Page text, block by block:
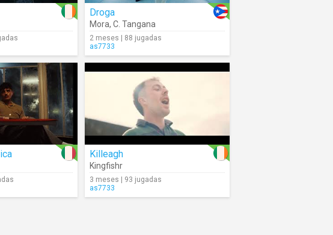
Droga
Mora, C. Tangana
2 meses | 88 jugadas
as7733
Killeagh
Kingfishr
3 meses | 93 jugadas
as7733